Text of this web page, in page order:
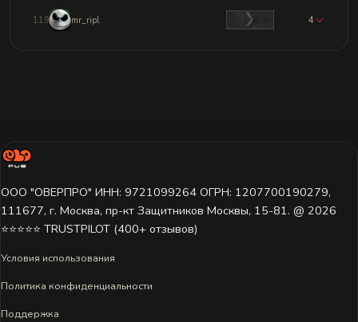
11958 mr_ripl 4
ООО "ОВЕРПРО" ИНН: 9721099264 ОГРН: 1207700190279,
111677, г. Москва, пр-кт Защитников Москвы, 15-81. @ 2026 ㅤ
⭐⭐⭐⭐⭐ TRUSTPILOT (400+ отзывов)
Условия использования
Политика конфиденциальности
Поддержка